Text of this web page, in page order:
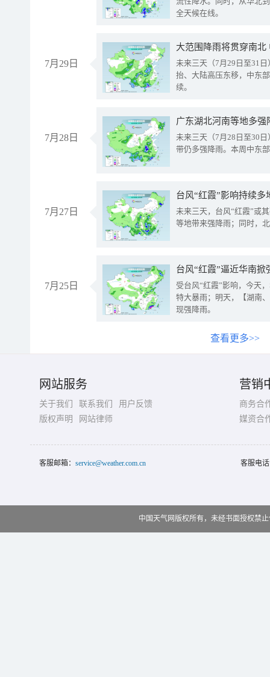
全天候在线。
7月29日
大范围降雨将贯穿南
未来三天（7月29日至31
抬、大陆高压东移，中东
续。
7月28日
广东湖北河南等地多
未来三天（7月28日至30
带仍多强降雨。本周中东
7月27日
台风“红霞”影响持续
未来三天，台风“红霞”或
等地带来强降雨；同时，
7月25日
台风“红霞”逼近华南
受台风“红霞”影响，今天
特大暴雨；明天，【湖南
现强降雨。
查看更多>>
网站服务
关于我们 联系我们
用户反馈
版权声明
网站律师
营销
商务合
媒资合
客服邮箱： service@weather.com.cn 客服电
中国天气网版权所有，未经书面授权